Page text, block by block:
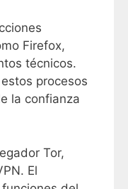
Firefox,
técnicos.
procesos
la confianza
Tor,
El